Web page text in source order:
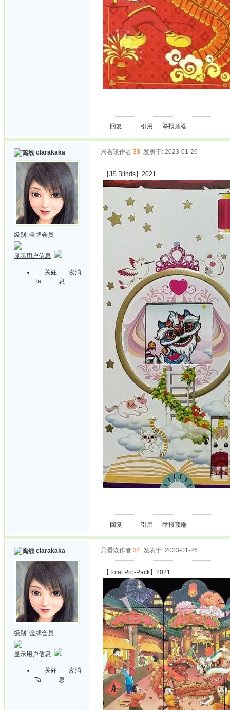
回复 引用 举报顶端
clarakaka
级别: 金牌会员
显示用户信息
关注
Ta
发消
息
只看该作者 33 发表于: 2023-01-26
【JS Blinds】2021
回复 引用 举报顶端
clarakaka
级别: 金牌会员
显示用户信息
关注
Ta
发消
息
只看该作者 34 发表于: 2023-01-26
【Total Pro-Pack】2021